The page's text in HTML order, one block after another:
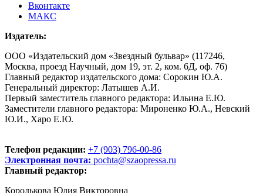
Вконтакте
МАКС
Издатель:
ООО «Издательский дом «Звездный бульвар» (117246,
Москва, проезд Научный, дом 19, эт. 2, ком. 6Д, оф. 76)
Главный редактор издательского дома: Сорокин Ю.А.
Генеральный директор: Латышев А.И.
Первый заместитель главного редактора: Ильина Е.Ю.
Заместители главного редактора: Мироненко Ю.А., Невский
Ю.И., Харо Е.Ю.
Телефон редакции: +7 (903) 796-00-86
Электронная почта: pochta@szaopressa.ru
Главный редактор:
Королькова Юлия Викторовна